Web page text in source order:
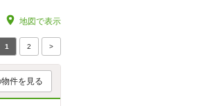
地図で表示
1 2 >
件を見る